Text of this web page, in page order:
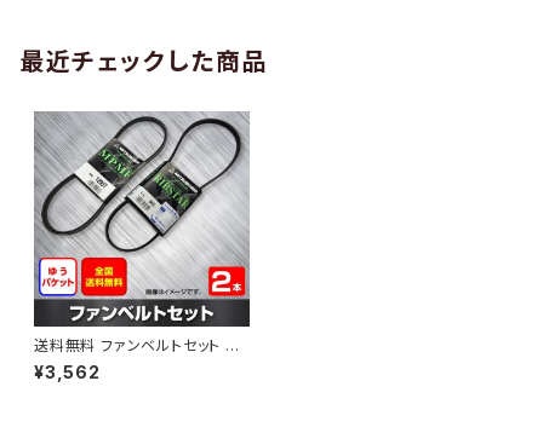
最近チェックした商品
送料無料 ファンベルトセット 日
産 バネット 型式SK82LN H19.
08～H22.08 （国内トップメー
¥3,562